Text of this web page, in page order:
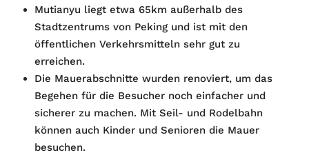
Mutianyu liegt etwa 65km außerhalb des
Stadtzentrums von Peking und ist mit den
öffentlichen Verkehrsmitteln sehr gut zu
erreichen.
Die Mauerabschnitte wurden renoviert, um das
Begehen für die Besucher noch einfacher und
sicherer zu machen. Mit Seil- und Rodelbahn
können auch Kinder und Senioren die Mauer
besuchen.